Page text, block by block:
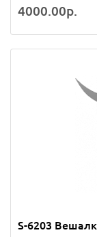
4000.00р.
S-6203